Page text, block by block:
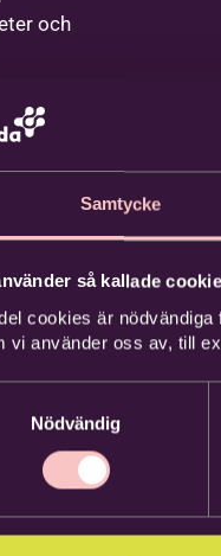
Samtycke
så kallade
cookies är
vi använder oss av, till
Nödvändig
och
svensk
av
att